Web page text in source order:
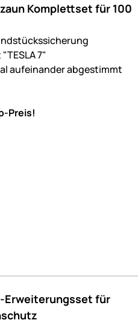
Komplettset für 100
7"
aufeinander abgestimmt
Preis!
Erweiterungsset für